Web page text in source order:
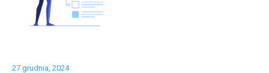
27 grudnia, 2024